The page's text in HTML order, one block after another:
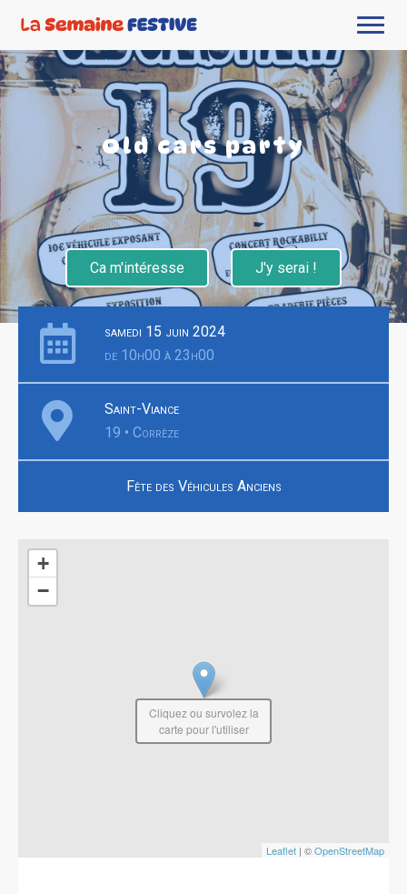
Old cars party
Ca m'intéresse J'y serai !
samedi 15 juin 2024
de 10h00 à 23h00
Saint-Viance
19 • Corrèze
Fête des Véhicules Anciens
+
−
Leaflet | ©OpenStreetMap
Cliquez ou survolez la
carte pour l'utiliser